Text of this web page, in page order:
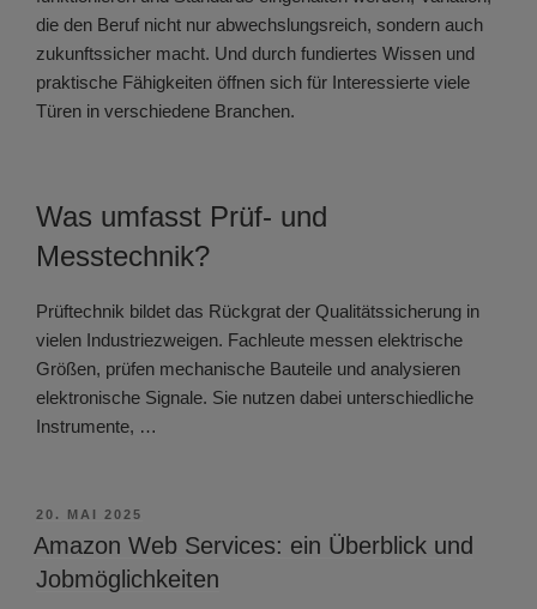
die den Beruf nicht nur abwechslungsreich, sondern auch
zukunftssicher macht. Und durch fundiertes Wissen und
praktische Fähigkeiten öffnen sich für Interessierte viele
Türen in verschiedene Branchen.
Was umfasst Prüf- und
Messtechnik?
Prüftechnik bildet das Rückgrat der Qualitätssicherung in
vielen Industriezweigen. Fachleute messen elektrische
Größen, prüfen mechanische Bauteile und analysieren
elektronische Signale. Sie nutzen dabei unterschiedliche
Instrumente, …
VERÖFFENTLICHT
AM
20. MAI 2025
Amazon Web Services: ein Überblick und
Jobmöglichkeiten